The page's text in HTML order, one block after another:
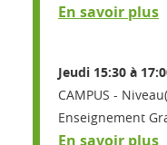
En savoir plus
Jeudi 15:30 à
CAMPUS
Enseignement
En savoir plus